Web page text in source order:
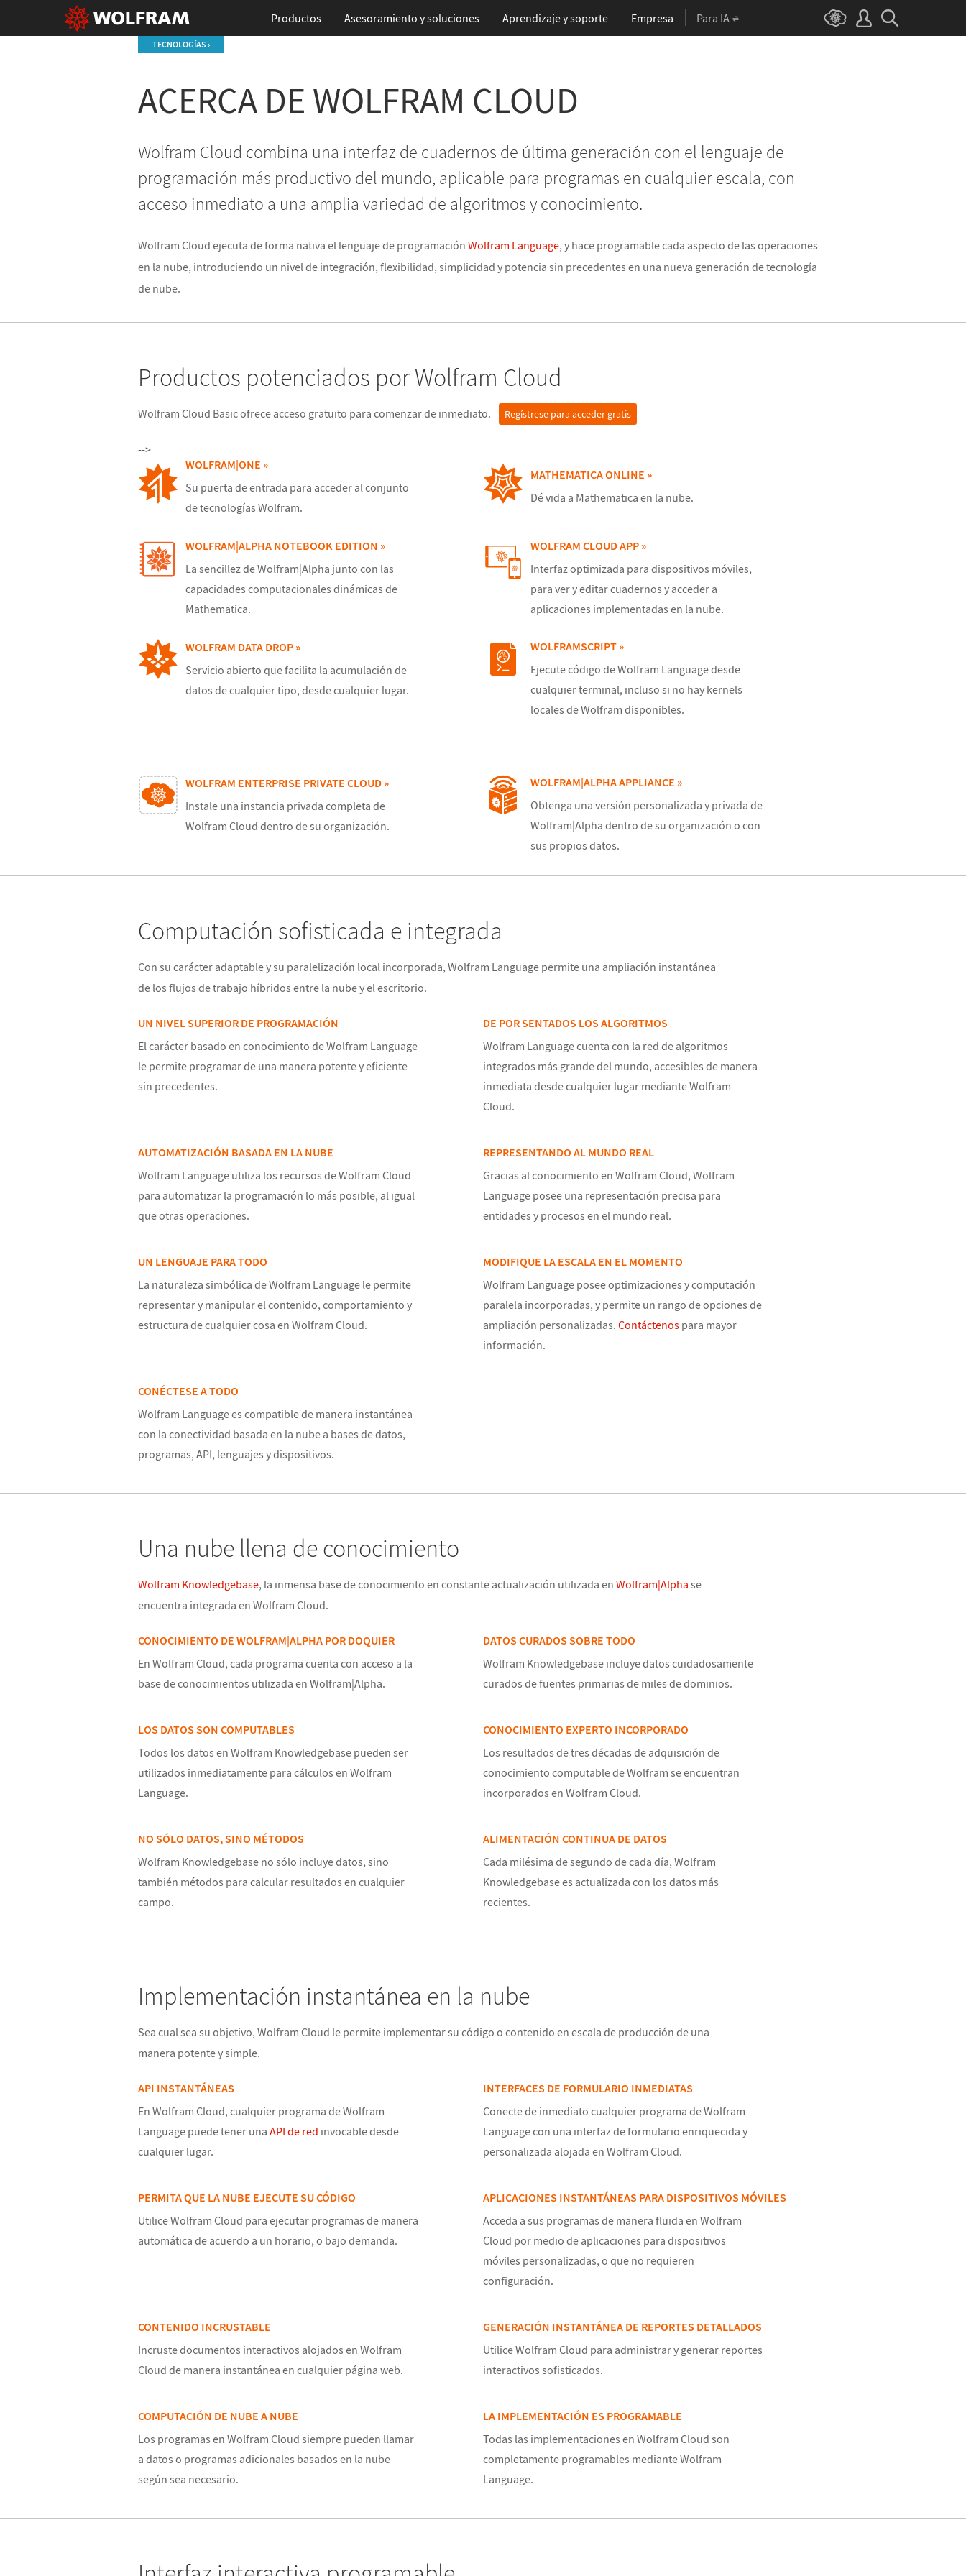
Productos Asesoramiento y soluciones Aprendizajey soporte Empresa Para IA
TECNOLOGÍAS ›
ACERCA DE WOLFRAM CLOUD
Wolfram Cloud combina una interfaz de cuadernos de última generación con el lenguaje de
programación más productivo del mundo, aplicable para programas en cualquier escala, con
acceso inmediato a una amplia variedad de algoritmos y conocimiento.
Wolfram Cloud ejecuta de forma nativa el lenguaje de programación Wolfram Language, y hace programable cada aspecto de las operaciones
en la nube, introduciendo un nivel de integración, flexibilidad, simplicidad y potencia sin precedentes en una nueva generación de tecnología
de nube.
Productos potenciados por Wolfram Cloud
Wolfram Cloud Basic ofrece acceso gratuito para comenzar de inmediato. Regístrese para acceder gratis
-->
WOLFRAM|ONE »
Su puerta de entrada para acceder al conjunto
de tecnologías Wolfram.
MATHEMATICA ONLINE »
Dé vida a Mathematica en la nube.
WOLFRAM|ALPHA NOTEBOOK EDITION »
La sencillez de Wolfram|Alpha junto con las
capacidades computacionales dinámicas de
Mathematica.
WOLFRAM CLOUD APP »
Interfaz optimizada para dispositivos móviles,
para ver y editar cuadernos y acceder a
aplicaciones implementadas en la nube.
WOLFRAM DATA DROP »
Servicio abierto que facilita la acumulación de
datos de cualquier tipo, desde cualquier lugar.
WOLFRAMSCRIPT »
Ejecute código de Wolfram Language desde
cualquier terminal, incluso si no hay kernels
locales de Wolfram disponibles.
WOLFRAM ENTERPRISE PRIVATE CLOUD »
Instale una instancia privada completa de
Wolfram Cloud dentro de su organización.
WOLFRAM|ALPHA APPLIANCE »
Obtenga una versión personalizada y privada de
Wolfram|Alpha dentro de su organización o con
sus propios datos.
Computación sofisticada e integrada
Con su carácter adaptable y su paralelización local incorporada, Wolfram Language permite una ampliación instantánea
de los flujos de trabajo híbridos entre la nube y el escritorio.
UN NIVEL SUPERIOR DE PROGRAMACIÓN
El carácter basado en conocimiento de Wolfram Language
le permite programar de una manera potente y eficiente
sin precedentes.
DE POR SENTADOS LOS ALGORITMOS
Wolfram Language cuenta con la red de algoritmos
integrados más grande del mundo, accesibles de manera
inmediata desde cualquier lugar mediante Wolfram
Cloud.
AUTOMATIZACIÓN BASADA EN LA NUBE
Wolfram Language utiliza los recursos de Wolfram Cloud
para automatizar la programación lo más posible, al igual
que otras operaciones.
REPRESENTANDO AL MUNDO REAL
Gracias al conocimiento en Wolfram Cloud, Wolfram
Language posee una representación precisa para
entidades y procesos en el mundo real.
UN LENGUAJE PARA TODO
La naturaleza simbólica de Wolfram Language le permite
representar y manipular el contenido, comportamiento y
estructura de cualquier cosa en Wolfram Cloud.
MODIFIQUE LA ESCALA EN EL MOMENTO
Wolfram Language posee optimizaciones y computación
paralela incorporadas, y permite un rango de opciones de
ampliación personalizadas. Contáctenos para mayor
información.
CONÉCTESE A TODO
Wolfram Language es compatible de manera instantánea
con la conectividad basada en la nube a bases de datos,
programas, API, lenguajes y dispositivos.
Una nube llena de conocimiento
Wolfram Knowledgebase, la inmensa base de conocimiento en constante actualización utilizada en Wolfram|Alpha se
encuentra integrada en Wolfram Cloud.
CONOCIMIENTO DE WOLFRAM|ALPHA POR DOQUIER
En Wolfram Cloud, cada programa cuenta con acceso a la
base de conocimientos utilizada en Wolfram|Alpha.
DATOS CURADOS SOBRE TODO
Wolfram Knowledgebase incluye datos cuidadosamente
curados de fuentes primarias de miles de dominios.
LOS DATOS SON COMPUTABLES
Todos los datos en Wolfram Knowledgebase pueden ser
utilizados inmediatamente para cálculos en Wolfram
Language.
CONOCIMIENTO EXPERTO INCORPORADO
Los resultados de tres décadas de adquisición de
conocimiento computable de Wolfram se encuentran
incorporados en Wolfram Cloud.
NO SÓLO DATOS, SINO MÉTODOS
Wolfram Knowledgebase no sólo incluye datos, sino
también métodos para calcular resultados en cualquier
campo.
ALIMENTACIÓN CONTINUA DE DATOS
Cada milésima de segundo de cada día, Wolfram
Knowledgebase es actualizada con los datos más
recientes.
Implementación instantánea en la nube
Sea cual sea su objetivo, Wolfram Cloud le permite implementar su código o contenido en escala de producción de una
manera potente y simple.
API INSTANTÁNEAS
En Wolfram Cloud, cualquier programa de Wolfram
Language puede tener una API de red invocable desde
cualquier lugar.
INTERFACES DE FORMULARIO INMEDIATAS
Conecte de inmediato cualquier programa de Wolfram
Language con una interfaz de formulario enriquecida y
personalizada alojada en Wolfram Cloud.
PERMITA QUE LA NUBE EJECUTE SU CÓDIGO
Utilice Wolfram Cloud para ejecutar programas de manera
automática de acuerdo a un horario, o bajo demanda.
APLICACIONES INSTANTÁNEAS PARA DISPOSITIVOS MÓVILES
Acceda a sus programas de manera fluida en Wolfram
Cloud por medio de aplicaciones para dispositivos
móviles personalizadas, o que no requieren
configuración.
CONTENIDO INCRUSTABLE
Incruste documentos interactivos alojados en Wolfram
Cloud de manera instantánea en cualquier página web.
GENERACIÓN INSTANTÁNEA DE REPORTES DETALLADOS
Utilice Wolfram Cloud para administrar y generar reportes
interactivos sofisticados.
COMPUTACIÓN DE NUBE A NUBE
Los programas en Wolfram Cloud siempre pueden llamar
a datos o programas adicionales basados en la nube
según sea necesario.
LA IMPLEMENTACIÓN ES PROGRAMABLE
Todas las implementaciones en Wolfram Cloud son
completamente programables mediante Wolfram
Language.